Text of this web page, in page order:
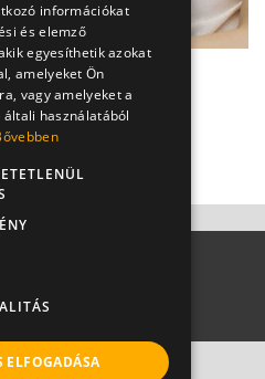
reagál a gyerek a
- ez már
?
Frigyes
információkat
és elemző
egyesíthetik azokat
amelyeket Ön
vagy amelyeket a
használatából
ELFOGADÁSA